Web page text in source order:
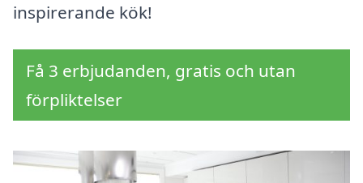
inspirerande kök!
Få 3 erbjudanden, gratis och utan
förpliktelser